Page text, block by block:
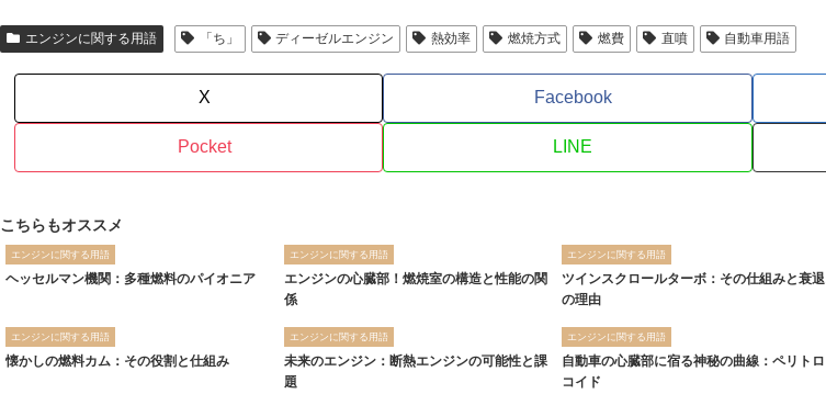
エンジンに関する用語 「ち」 ディーゼルエンジン 熱効率 燃焼方式 燃費 直噴 自動車用語
X Facebook
Pocket LINE
こちらもオススメ
エンジンに関する用語
ヘッセルマン機関：多種燃料のパイオニア
エンジンに関する用語
エンジンの心臓部！燃焼室の構造と性能の関
係
エンジンに関する用語
ツインスクロールターボ：その仕組みと衰退
の理由
エンジンに関する用語
懐かしの燃料カム：その役割と仕組み
エンジンに関する用語
未来のエンジン：断熱エンジンの可能性と課
題
エンジンに関する用語
自動車の心臓部に宿る神秘の曲線：ペリトロ
コイド